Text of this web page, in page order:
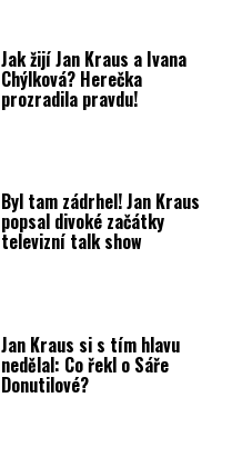
Jak žijí Jan Kraus a Ivana
Chýlková? Herečka
prozradila pravdu!
Byl tam zádrhel! Jan Kraus
popsal divoké začátky
televizní talk show
Jan Kraus si s tím hlavu
nedělal: Co řekl o Sáře
Donutilové?